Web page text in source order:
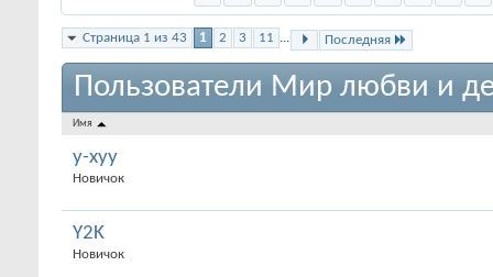
Страница 1 из 43 1 2 3 11 ... Последняя
Пользователи Мир любви и
Имя
y-xyy
Новичок
Y2K
Новичок